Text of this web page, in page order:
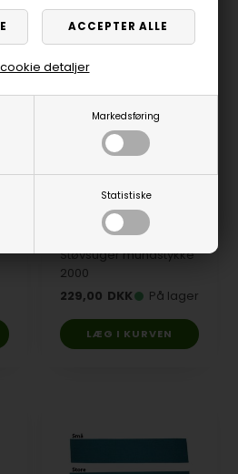
Markedsføring
Statistiske
detaljer
Støvsuger mundstykke
2000
229,00 DKK På lager